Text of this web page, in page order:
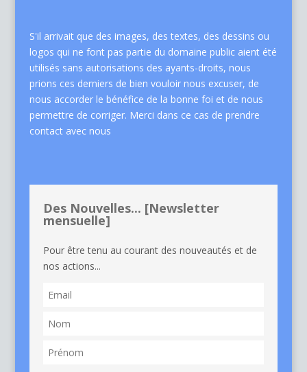
S'il arrivait que des images, des textes, des dessins ou
logos qui ne font pas partie du domaine public aient été
utilisés sans autorisations des ayants-droits, nous
prions ces derniers de bien vouloir nous excuser, de
nous accorder le bénéfice de la bonne foi et de nous
permettre de corriger. Merci dans ce cas de prendre
contact avec nous
Des Nouvelles... [Newsletter
mensuelle]
Pour être tenu au courant des nouveautés et de
nos actions...